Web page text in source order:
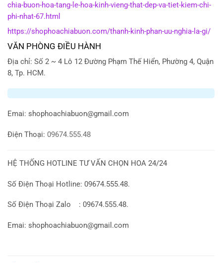
chia-buon-hoa-tang-le-hoa-kinh-vieng-that-dep-va-tiet-kiem-chi-
phi-nhat-67.html
https://shophoachiabuon.com/thanh-kinh-phan-uu-nghia-la-gi/
VĂN PHÒNG ĐIỀU HÀNH
Địa chỉ: Số 2 ~ 4 Lô 12 Đường Phạm Thế Hiển, Phường 4, Quận
8, Tp. HCM.
Emai: shophoachiabuon@gmail.com
Điện Thoại: 09674.555.48
HỆ THỐNG HOTLINE TƯ VẤN CHỌN HOA 24/24
Số Điện Thoại Hotline: 09674.555.48.
Số Điện Thoại Zalo : 09674.555.48.
Emai: shophoachiabuon@gmail.com